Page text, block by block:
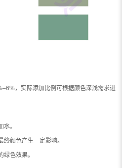
，实际添加比例可根据颜色深浅需求进
。
颜色产生一定影响。
色效果。